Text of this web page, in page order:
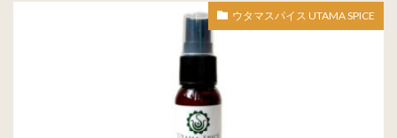
ウタマスパイス UTAMA SPICE